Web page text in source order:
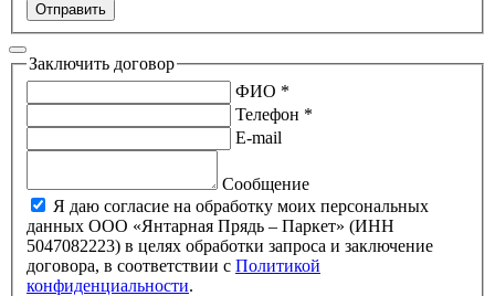
Отправить
Заключить договор
ФИО *
Телефон *
E-mail
Сообщение
Я даю согласие на обработку моих персональных
данных ООО «Янтарная Прядь – Паркет» (ИНН
5047082223) в целях обработки запроса и заключение
договора, в соответствии с Политикой
конфиденциальности.